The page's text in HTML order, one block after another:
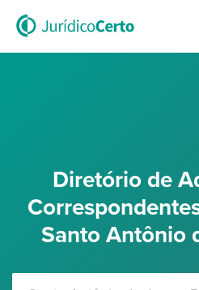
Diretório de
Santo Antônio